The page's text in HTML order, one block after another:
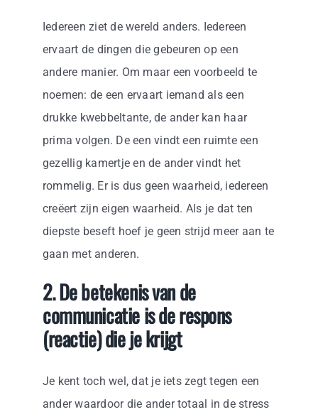
Iedereen ziet de wereld anders. Iedereen
ervaart de dingen die gebeuren op een
andere manier. Om maar een voorbeeld te
noemen: de een ervaart iemand als een
drukke kwebbeltante, de ander kan haar
prima volgen. De een vindt een ruimte een
gezellig kamertje en de ander vindt het
rommelig. Er is dus geen waarheid, iedereen
creëert zijn eigen waarheid. Als je dat ten
diepste beseft hoef je geen strijd meer aan te
gaan met anderen.
2. De betekenis van de
communicatie is de respons
(reactie) die je krijgt
Je kent toch wel, dat je iets zegt tegen een
ander waardoor die ander totaal in de stress